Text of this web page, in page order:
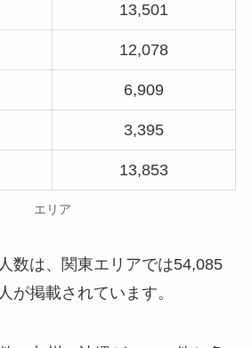
13,501
12,078
6,909
3,395
13,853
エリア
数は、関東エリアでは54,085
が掲載されています。